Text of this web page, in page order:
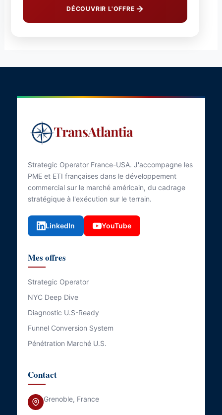
DÉCOUVRIR L'OFFRE
Strategic Operator France-USA. J'accompagne les
PME et ETI françaises dans le développement
commercial sur le marché américain, du cadrage
stratégique à l'exécution sur le terrain.
LinkedIn YouTube
Mes offres
Strategic Operator
NYC Deep Dive
Diagnostic U.S-Ready
Funnel Conversion System
Pénétration Marché U.S.
Contact
Grenoble, France